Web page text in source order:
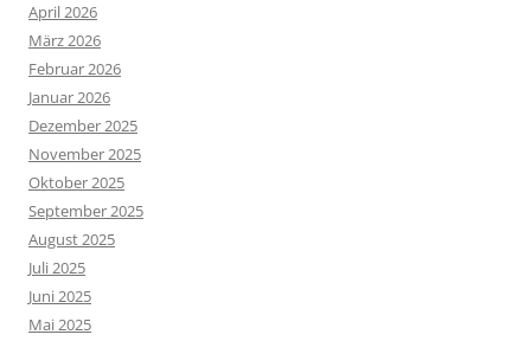
April 2026
März 2026
Februar 2026
Januar 2026
Dezember 2025
November 2025
Oktober 2025
September 2025
August 2025
Juli 2025
Juni 2025
Mai 2025